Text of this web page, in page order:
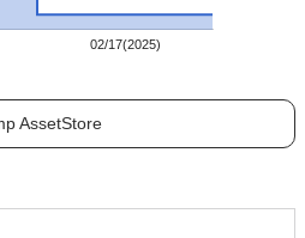
02/17(2025)
AssetStore